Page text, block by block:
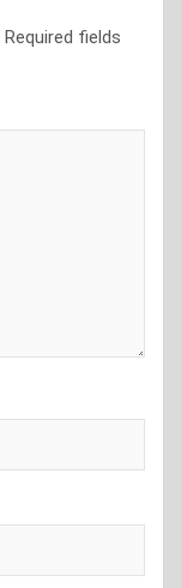
Required fields